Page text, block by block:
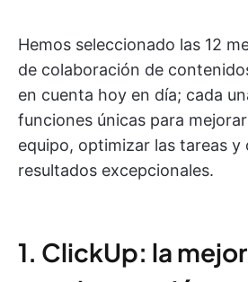
Hemos seleccionado las 12
de colaboración de
en cuenta hoy en día; cada
funciones únicas para
equipo, optimizar las tareas y
resultados excepcionales.
1. ClickUp: la